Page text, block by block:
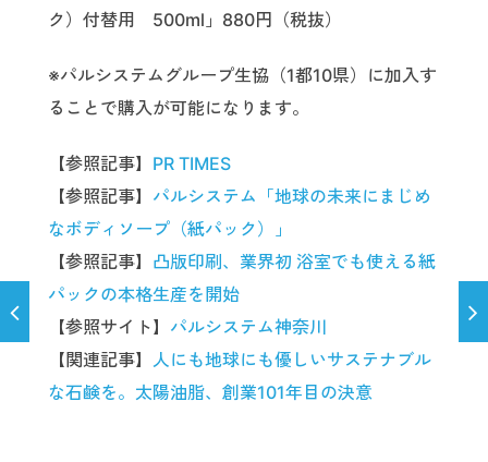
ク）付替用 500ml」880円（税抜）
※パルシステムグループ生協（1都10県）に加入す
ることで購入が可能になります。
【参照記事】 PR TIMES
【参照記事】 パルシステム「地球の未来にまじめ
なボディソープ（紙パック）」
【参照記事】 凸版印刷、業界初 浴室でも使える紙
パックの本格生産を開始
【参照サイト】 パルシステム神奈川
【関連記事】 人にも地球にも優しいサステナブル
な石鹸を。太陽油脂、創業101年目の決意